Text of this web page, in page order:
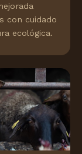
con cuidado
ecológica.